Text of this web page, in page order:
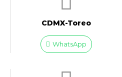
CDMX-Toreo
WhatsApp